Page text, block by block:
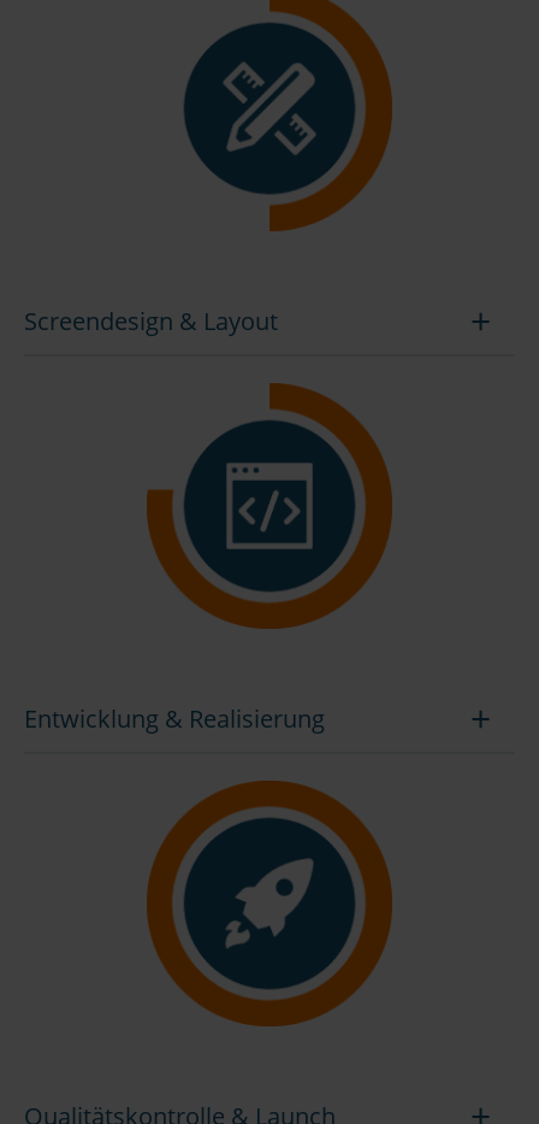
Screendesign & Layout
Entwicklung & Realisierung
Qualitätskontrolle & Launch